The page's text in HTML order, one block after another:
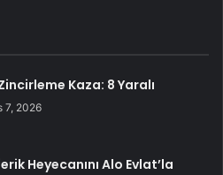
Kaza: 8 Yaralı
7, 2026
Heyecanını Alo Evlat’la